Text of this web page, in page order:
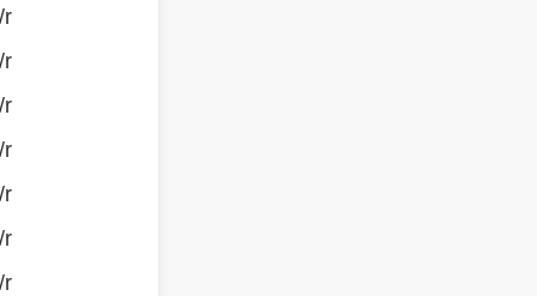
r
r
r
r
r
r
r